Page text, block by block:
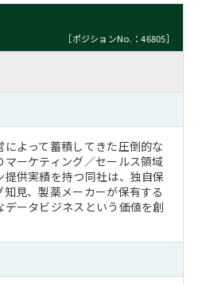
［ポジションNo.：46805］
よって蓄積してきた圧倒的な
ーケティング／セールス領域
供実績を持つ同社は、独自保
見、製薬メーカーが保有する
ータビジネスという価値を創